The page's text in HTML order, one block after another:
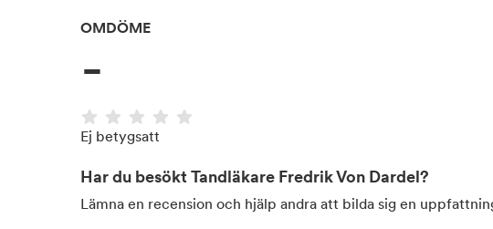
OMDÖME
-
Ej betygsatt
Har du besöktTandläkare Fredrik Von Dardel?
Lämna en recension och hjälp andra att bilda sig en